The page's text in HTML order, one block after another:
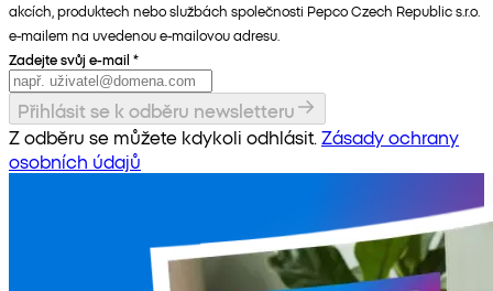
akcích, produktech nebo službách společnosti Pepco Czech Republic s.r.o.
e-mailem na uvedenou e-mailovou adresu.
Zadejte svůj e-mail *
Přihlásit se k odběru newsletteru
Z odběru se můžete kdykoli odhlásit. Zásady ochrany
osobních údajů